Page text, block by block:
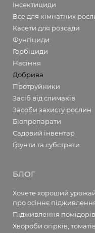
Інсектициди
Все для кімнатних
Касети для розсади
Фунгіциди
Гербіциди
Насіння
Добрива
Протруйники
Засіб від слимаків
Засоби захисту рослин
Біопрепарати
Садовий інвентар
Ґрунти та субстрати
БЛОГ
Хочете хороший
про осіннє
Підживлення помідорів
Хвороби огірків,